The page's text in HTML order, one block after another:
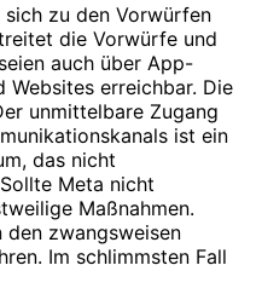
zu den Vorwürfen
die Vorwürfe und
auch über App-
Websites erreichbar. Die
unmittelbare Zugang
ist ein
das nicht
Meta nicht
Maßnahmen.
den zwangsweisen
Im schlimmsten Fall